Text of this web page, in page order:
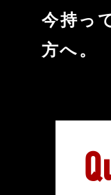
今持っ
方へ。